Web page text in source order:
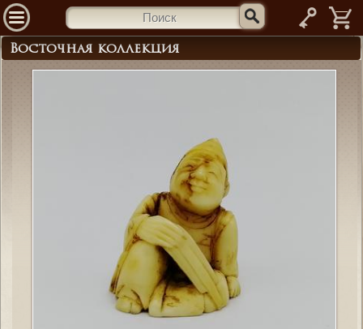
—
Восточная коллекция